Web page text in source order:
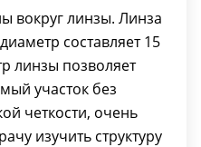
вокруг линзы. Линза
составляет 15
линзы позволяет
участок без
четкости, очень
изучить структуру